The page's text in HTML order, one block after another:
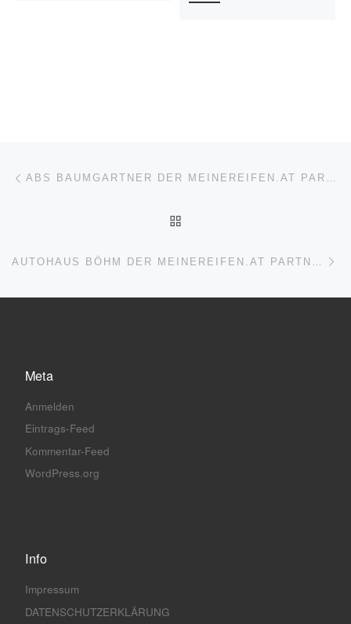
Beitragsnavigation
Meta
Anmelden
Eintrags-Feed
Kommentar-Feed
WordPress.org
Info
Impressum
DATENSCHUTZERKLÄRUNG